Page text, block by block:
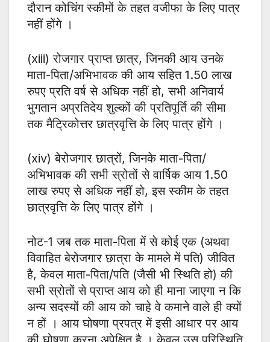
दौरान कोचिंग स्कीमों के तहत वजीफा के लिए पात्र
नहीं होंगे ।
(xiii) रोजगार प्राप्त छात्र, जिनकी आय उनके
माता-पिता/अभिभावक की आय सहित 1.50 लाख
रुपए प्रति वर्ष से अधिक नहीं हो, सभी अनिवार्य
भुगतान अप्रतिदेय शुल्कों की प्रतिपूर्ति की सीमा
तक मैट्रिकोत्तर छात्रवृत्ति के लिए पात्र होंगे ।
(xiv) बेरोजगार छात्रों, जिनके माता-पिता/
अभिभावक की सभी स्रोतों से वार्षिक आय 1.50
लाख रुपए से अधिक नहीं हो, इस स्कीम के तहत
छात्रवृत्ति के लिए पात्र होंगे ।
नोट-1 जब तक माता-पिता में से कोई एक (अथवा
विवाहित बेरोजगार छात्रा के मामले में पति) जीवित
है, केवल माता-पिता/पति (जैसी भी स्थिति हो) की
सभी स्रोतों से प्राप्त आय को ही माना जाएगा न कि
अन्य सदस्यों की आय को चाहे वे कमाने वाले ही क्यों
न हों । आय घोषणा प्रपत्र में इसी आधार पर आय